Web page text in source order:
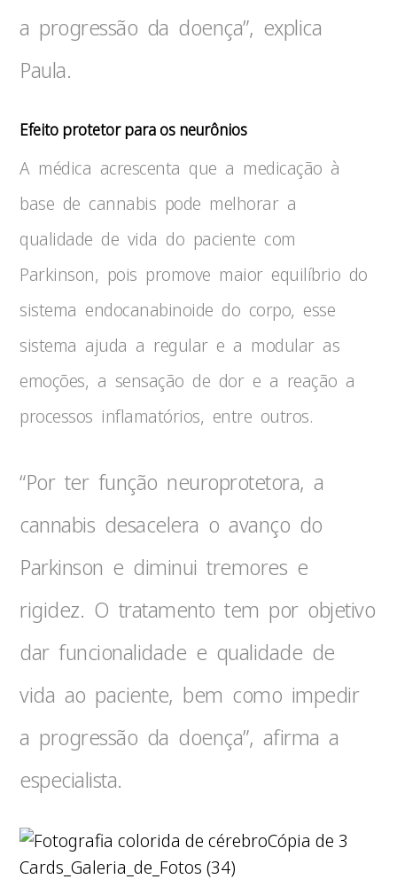
a progressão da doença”, explica
Paula.
Efeito protetor para os neurônios
A médica acrescenta que a medicação à
base de cannabis pode melhorar a
qualidade de vida do paciente com
Parkinson, pois promove maior equilíbrio do
sistema endocanabinoide do corpo, esse
sistema ajuda a regular e a modular as
emoções, a sensação de dor e a reação a
processos inflamatórios, entre outros.
“Por ter função neuroprotetora, a
cannabis desacelera o avanço do
Parkinson e diminui tremores e
rigidez. O tratamento tem por objetivo
dar funcionalidade e qualidade de
vida ao paciente, bem como impedir
a progressão da doença”, afirma a
especialista.
Cópia de 3
Cards_Galeria_de_Fotos (34)